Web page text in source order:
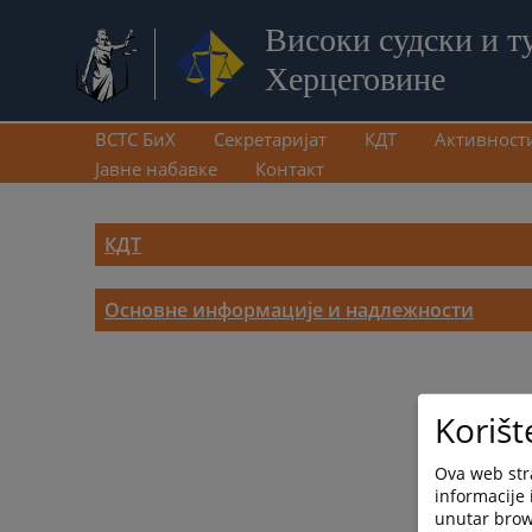
Високи судски и
Херцеговине
ВСТС БиХ Секретаријат КДТ
Јавне набавке
Контакт
КДТ
Основне информације и надлежности
Ova web
informacije
unutar